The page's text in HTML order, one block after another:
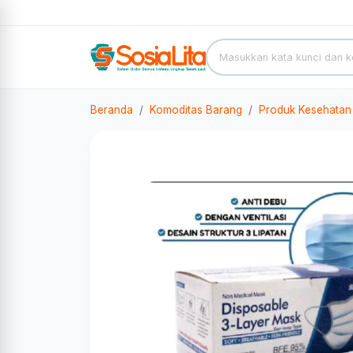
Beranda Komoditas Barang Produk Kesehatan